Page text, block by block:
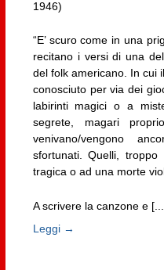
1946)
“E’ scuro come in una
recitano i versi di una
del folk americano. In cui
conosciuto per via dei
labirinti magici o a
segrete, magari
venivano/vengono
sfortunati. Quelli,
tragica o ad una morte
A scrivere la canzone e
Leggi →